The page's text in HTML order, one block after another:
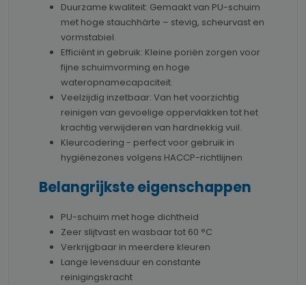
Duurzame kwaliteit: Gemaakt van PU-schuim
met hoge stauchhärte – stevig, scheurvast en
vormstabiel.
Efficiënt in gebruik: Kleine poriën zorgen voor
fijne schuimvorming en hoge
wateropnamecapaciteit.
Veelzijdig inzetbaar: Van het voorzichtig
reinigen van gevoelige oppervlakken tot het
krachtig verwijderen van hardnekkig vuil.
Kleurcodering - perfect voor gebruik in
hygiënezones volgens HACCP-richtlijnen
Belangrijkste eigenschappen
PU-schuim met hoge dichtheid
Zeer slijtvast en wasbaar tot 60 °C
Verkrijgbaar in meerdere kleuren
Lange levensduur en constante
reinigingskracht